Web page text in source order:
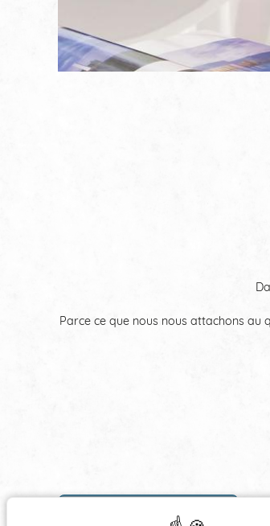
Parce ce que nous nous attachons